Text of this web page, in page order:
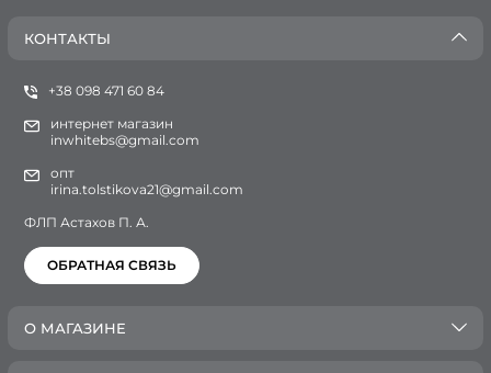
КОНТАКТЫ
+38 098 471 60 84
интернет магазин
inwhitebs@gmail.com
опт
irina.tolstikova21@gmail.com
ФЛП Астахов П. А.
ОБРАТНАЯ СВЯЗЬ
О МАГАЗИНЕ